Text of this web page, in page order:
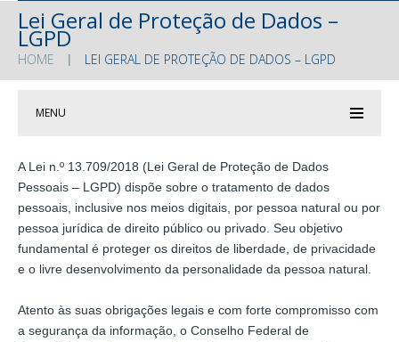
Lei Geral de Proteção de Dados –
LGPD
HOME LEI GERAL DE PROTEÇÃO DE DADOS – LGPD
MENU
A Lei n.º 13.709/2018 (Lei Geral de Proteção de Dados
Pessoais – LGPD) dispõe sobre o tratamento de dados
pessoais, inclusive nos meios digitais, por pessoa natural ou por
pessoa jurídica de direito público ou privado. Seu objetivo
fundamental é proteger os direitos de liberdade, de privacidade
e o livre desenvolvimento da personalidade da pessoa natural.
Atento às suas obrigações legais e com forte compromisso com
a segurança da informação, o Conselho Federal de